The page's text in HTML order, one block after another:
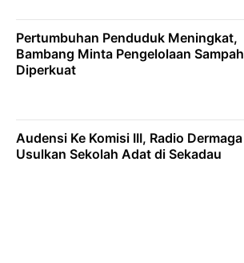
Pertumbuhan Penduduk Meningkat,
Bambang Minta Pengelolaan Sampah
Diperkuat
Audensi Ke Komisi III, Radio Dermaga
Usulkan Sekolah Adat di Sekadau